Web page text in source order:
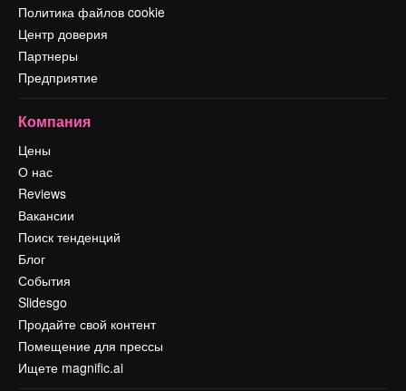
Политика файлов cookie
Центр доверия
Партнеры
Предприятие
Компания
Цены
О нас
Reviews
Вакансии
Поиск тенденций
Блог
События
Slidesgo
Продайте свой контент
Помещение для прессы
Ищете magnific.ai